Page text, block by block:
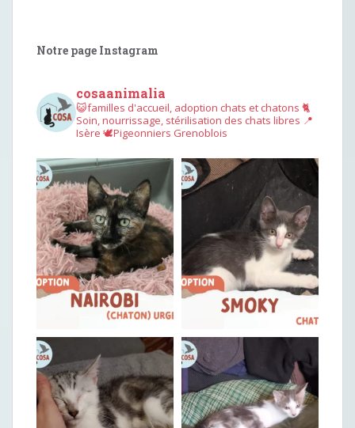
Notre page Instagram
cosaanimalia
😺familles d'accueil, adoption chats et chatons 🐈
Soin, nourrissage, stérilisation des chats libres 📍
Isère 🕊︎Pigeonniers Grenoblois